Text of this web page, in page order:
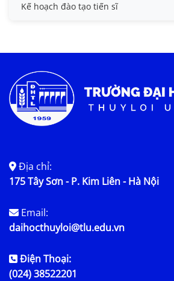
Kế hoạch đào tạo tiến sĩ
Địa chỉ:
175 Tây Sơn - P. Kim Liên - Hà Nội
Email:
daihocthuyloi@tlu.edu.vn
Điện Thoại:
(024) 38522201